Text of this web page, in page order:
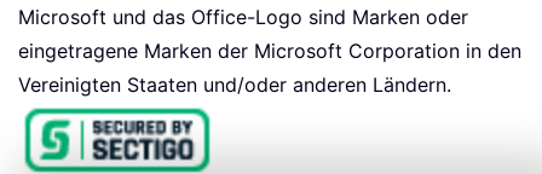
Microsoft und das Office-Logo sind Marken oder
eingetragene Marken der Microsoft Corporation in den
Vereinigten Staaten und/oder anderen Ländern.